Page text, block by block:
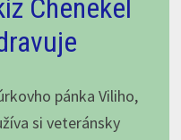
dva,
jedna,
FIGHT!
alebo
Čo
Chenekel
pánka Viliho,
si veteránsky